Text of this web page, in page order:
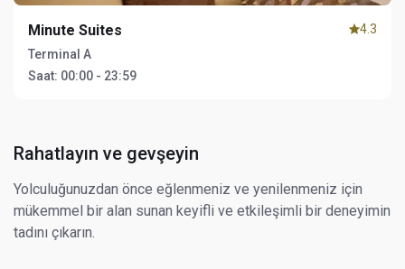
Minute Suites
Terminal A
Saat: 00:00 - 23:59
4.3
Rahatlayın ve gevşeyin
Yolculuğunuzdan önce eğlenmeniz ve yenilenmeniz için
mükemmel bir alan sunan keyifli ve etkileşimli bir deneyimin
tadını çıkarın.